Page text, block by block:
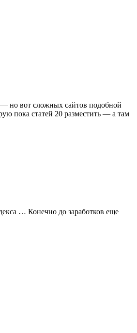
но вот сложных сайтов подобной
пока статей 20 разместить — а там
… Конечно до заработков еще